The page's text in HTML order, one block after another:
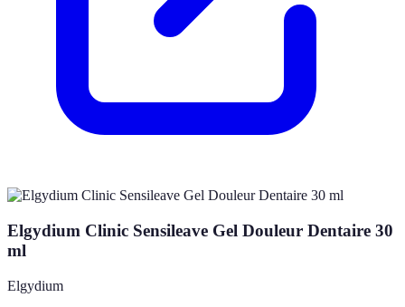
Elgydium Clinic Sensileave Gel Douleur Dentaire 30
ml
Elgydium